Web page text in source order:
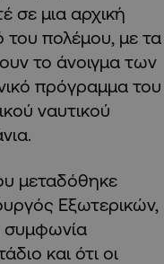
σε μια αρχική
του πολέμου, με τα
το άνοιγμα των
πρόγραμμα του
ναυτικού
μεταδόθηκε
Εξωτερικών,
συμφωνία
και ότι οι